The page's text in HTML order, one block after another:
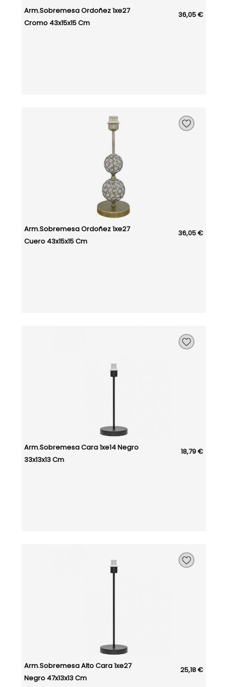
Arm.sobremesa Ordoñez 1xe27
Cromo 43x15x15 Cm
36,05 €
Arm.sobremesa Ordoñez 1xe27
Cuero 43x15x15 Cm
36,05 €
Arm.sobremesa Cara 1xe14 Negro
33x13x13 Cm
18,79 €
Arm.sobremesa Alto Cara 1xe27
Negro 47x13x13 Cm
25,18 €